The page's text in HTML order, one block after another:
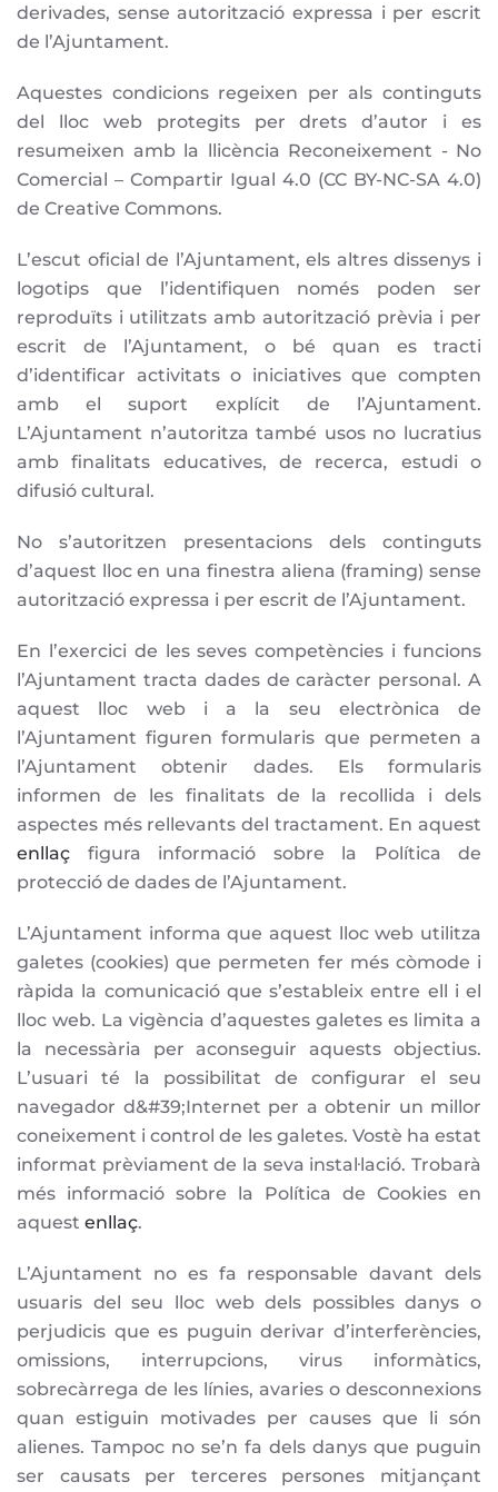
derivades, sense autorització expressa i per escrit
de l’Ajuntament.
Aquestes condicions regeixen per als continguts
del lloc web protegits per drets d’autor i es
resumeixen amb la llicència Reconeixement - No
Comercial – Compartir Igual 4.0 (CC BY-NC-SA 4.0)
de Creative Commons.
L’escut oficial de l’Ajuntament, els altres dissenys i
logotips que l’identifiquen només poden ser
reproduïts i utilitzats amb autorització prèvia i per
escrit de l’Ajuntament, o bé quan es tracti
d’identificar activitats o iniciatives que compten
amb el suport explícit de l’Ajuntament.
L’Ajuntament n’autoritza també usos no lucratius
amb finalitats educatives, de recerca, estudi o
difusió cultural.
No s’autoritzen presentacions dels continguts
d’aquest lloc en una finestra aliena (framing) sense
autorització expressa i per escrit de l’Ajuntament.
En l’exercici de les seves competències i funcions
l’Ajuntament tracta dades de caràcter personal. A
aquest lloc web i a la seu electrònica de
l’Ajuntament figuren formularis que permeten a
l’Ajuntament obtenir dades. Els formularis
informen de les finalitats de la recollida i dels
aspectes més rellevants del tractament. En aquest
enllaç figura informació sobre la Política de
protecció de dades de l’Ajuntament.
L’Ajuntament informa que aquest lloc web utilitza
galetes (cookies) que permeten fer més còmode i
ràpida la comunicació que s’estableix entre ell i el
lloc web. La vigència d’aquestes galetes es limita a
la necessària per aconseguir aquests objectius.
L’usuari té la possibilitat de configurar el seu
navegador d&#39;Internet per a obtenir un millor
coneixement i control de les galetes. Vostè ha estat
informat prèviament de la seva instal·lació. Trobarà
més informació sobre la Política de Cookies en
aquest enllaç.
L’Ajuntament no es fa responsable davant dels
usuaris del seu lloc web dels possibles danys o
perjudicis que es puguin derivar d’interferències,
omissions, interrupcions, virus informàtics,
sobrecàrrega de les línies, avaries o desconnexions
quan estiguin motivades per causes que li són
alienes. Tampoc no se’n fa dels danys que puguin
ser causats per terceres persones mitjançant